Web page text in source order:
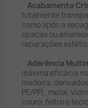
Acabamento
totalmente
como após a
opacas ou
reparações
Aderência
máxima eficácia
madeira,
PE/PP), metal,
couro, feltro e